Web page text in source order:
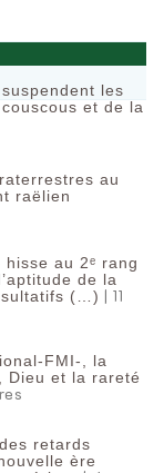
les
et de la
au
raëlien
au 2ᵉ rang
de la
(…) | 11
FMI-, la
Dieu et la rareté
retards
ère